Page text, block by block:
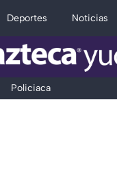
Deportes Noticias
Policiaca